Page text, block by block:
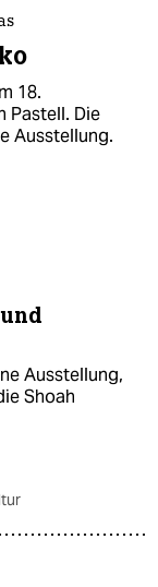
18.
Pastell. Die
Ausstellung.
Ausstellung,
Shoah